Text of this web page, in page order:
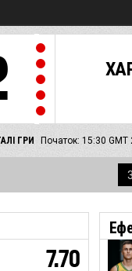
ГРИ Початок: 15:30 GMT
7.70